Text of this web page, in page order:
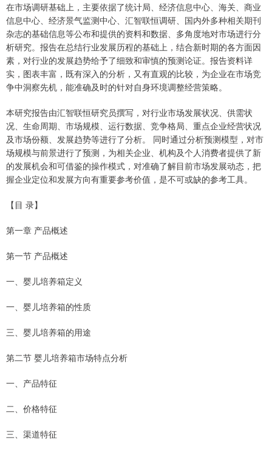
在市场调研基础上，主要依据了统计局、经济信息中心、海关、商业
信息中心、经济景气监测中心、汇智联恒调研、国内外多种相关期刊
杂志的基础信息等公布和提供的资料和数据、多角度地对市场进行分
析研究。报告在总结行业发展历程的基础上，结合新时期的各方面因
素，对行业的发展趋势给予了细致和审慎的预测论证。报告资料详
实，图表丰富，既有深入的分析，又有直观的比较，为企业在市场竞
争中洞察先机，能准确及时的针对自身环境调整经营策略。
本研究报告由汇智联恒研究员撰写，对行业市场发展状况、供需状
况、生命周期、市场规模、运行数据、竞争格局、重点企业经营状况
及市场份额、发展趋势等进行了分析。 同时通过分析预测模型，对市
场规模与前景进行了预测，为相关企业、机构及个人消费者提供了新
的发展机会和可借鉴的操作模式，对准确了解目前市场发展动态，把
握企业定位和发展方向有重要参考价值，是不可或缺的参考工具。
【目 录】
第一章 产品概述
第一节 产品概述
一、婴儿培养箱定义
一、婴儿培养箱的性质
三、婴儿培养箱的用途
第二节 婴儿培养箱市场特点分析
一、产品特征
二、价格特征
三、渠道特征